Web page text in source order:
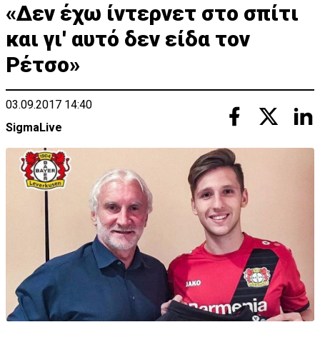
«Δεν έχω ίντερνετ στο σπίτι
και γι' αυτό δεν είδα τον
Ρέτσο»
03.09.2017 14:40
SigmaLive